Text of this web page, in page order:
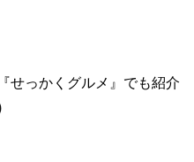
せっかくグルメ』でも紹介